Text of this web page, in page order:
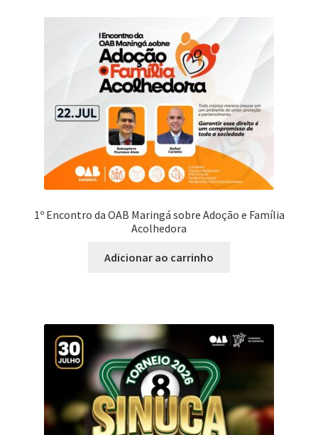
1º Encontro da OAB Maringá sobre Adoção e Família
Acolhedora
Adicionar ao carrinho